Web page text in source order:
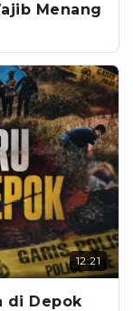
Menang
12:21
di Depok